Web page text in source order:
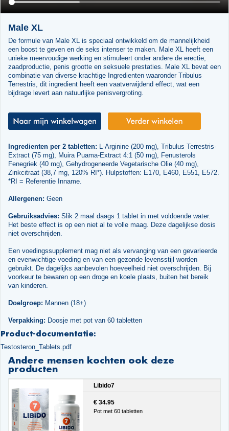
Male XL
De formule van Male XL is speciaal ontwikkeld om de mannelijkheid
een boost te geven en de seks intenser te maken. Male XL heeft een
unieke meervoudige werking en stimuleert onder andere de erectie,
zaadproductie, penis grootte en seksuele prestaties. Male XL bevat een
combinatie van diverse krachtige Ingredienten waaronder Tribulus
Terrestris, dit ingredient heeft een vaatverwijdend effect, wat een
bijdrage levert aan natuurlijke penisvergroting.
Ingredienten per 2 tabletten: L-Arginine (200 mg), Tribulus Terrestris-
Extract (75 mg), Muira Puama-Extract 4:1 (50 mg), Fenusterols
Fenegriek (40 mg), Gehydrogeneerde Vegetarische Olie (40 mg),
Zinkcitraat (38,7 mg, 120% RI*). Hulpstoffen: E170, E460, E551, E572.
*RI = Referentie Inname.
Allergenen: Geen
Gebruiksadvies: Slik 2 maal daags 1 tablet in met voldoende water.
Het beste effect is op een niet al te volle maag. Deze dagelijkse dosis
niet overschrijden.
Een voedingssupplement mag niet als vervanging van een gevarieerde
en evenwichtige voeding en van een gezonde levensstijl worden
gebruikt. De dagelijks aanbevolen hoeveelheid niet overschrijden. Bij
voorkeur te bewaren op een droge en koele plaats, buiten het bereik
van kinderen.
Doelgroep: Mannen (18+)
Verpakking: Doosje met pot van 60 tabletten
Product-documentatie:
Testosteron_Tablets.pdf
Andere mensen kochten ook deze
producten
Libido7
€ 34.95
Pot met 60 tabletten